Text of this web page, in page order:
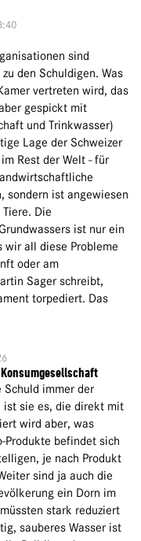
sind
den Schuldigen. Was
vertreten wird, das
gespickt mit
und Trinkwasser)
Lage der Schweizer
Rest der Welt - für
sondern ist angewiesen
Die
ist nur ein
wir all diese Probleme
oder am
Sager schreibt,
torpediert. Das
Schuld immer der
ist sie es, die direkt mit
wird aber, was
Produkte befindet sich
je nach Produkt
sind ja auch die
ein Dorn im
stark reduziert
sauberes Wasser ist